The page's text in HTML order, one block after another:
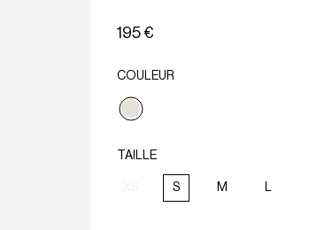
195 €
COULEUR
Sélectionné
TAILLE
S M L